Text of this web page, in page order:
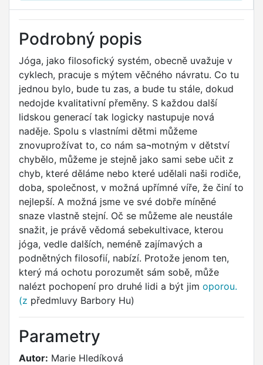
Podrobný popis
Jóga, jako filosofický systém, obecně uvažuje v
cyklech, pracuje s mýtem věčného návratu. Co tu
jednou bylo, bude tu zas, a bude tu stále, dokud
nedojde kvalitativní přeměny. S každou další
lidskou generací tak logicky nastupuje nová
naděje. Spolu s vlastními dětmi můžeme
znovuprožívat to, co nám sa¬motným v dětství
chybělo, můžeme je stejně jako sami sebe učit z
chyb, které děláme nebo které udělali naši rodiče,
doba, společnost, v možná upřímné víře, že činí to
nejlepší. A možná jsme ve své dobře míněné
snaze vlastně stejní. Oč se můžeme ale neustále
snažit, je právě vědomá sebekultivace, kterou
jóga, vedle dalších, neméně zajímavých a
podnětných filosofií, nabízí. Protože jenom ten,
který má ochotu porozumět sám sobě, může
nalézt pochopení pro druhé lidi a být jim oporou.
(z předmluvy Barbory Hu)
Parametry
Autor: Marie Hledíková